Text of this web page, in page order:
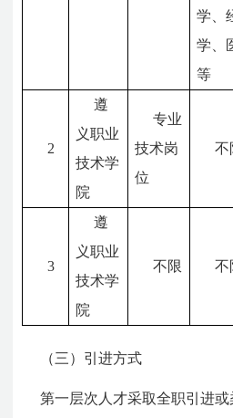
学、
学、
等
2
遵
义职业
技术学
院
专业
技术岗
位
不
3
遵
义职业
技术学
院
不限 不
（三）引进方式
第一层次人才采取全职引进或